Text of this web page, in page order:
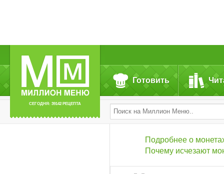
СЕГОДНЯ: 39142 РЕЦЕПТА
Готовить
Подробнее о
Почему исчезают